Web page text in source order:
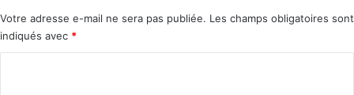
Votre adresse e-mail ne sera pas publiée. Les champs obligatoires sont
indiqués avec *